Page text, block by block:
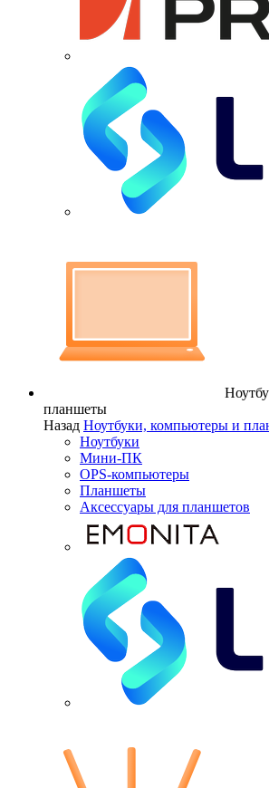
планшеты
Назад Ноутбуки, компьютеры и
Ноутбуки
Мини-ПК
OPS-компьютеры
Планшеты
Аксессуары для планшетов